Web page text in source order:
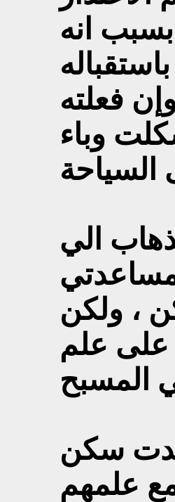
انه
فعلته
وباء
الي
، ولكن
على علم
سكن
علمهم